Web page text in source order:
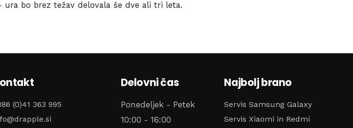
bo brez težav delovala še dve ali tri leta.
(0)41 363 995
Delovni čas
Ponedeljek - Petek
10:00 - 16:00
Najbolj brano
Servis Samsung Galaxy
Servis Xiaomi in Redmi